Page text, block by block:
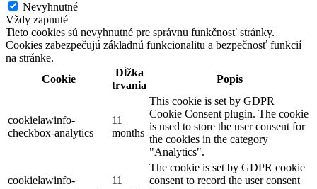
Nevyhnutné
Vždy zapnuté
Tieto cookies sú nevyhnutné pre správnu funkčnosť stránky.
Cookies zabezpečujú základnú funkcionalitu a bezpečnosť funkcií
na stránke.
Cookie
Dĺžka
trvania
Popis
cookielawinfo-
checkbox-analytics
11
months
This cookie is set by GDPR
Cookie Consent plugin. The cookie
is used to store the user consent for
the cookies in the category
"Analytics".
cookielawinfo-
11
The cookie is set by GDPR cookie
consent to record the user consent